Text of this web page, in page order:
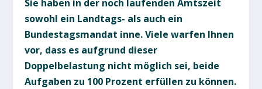
Sie haben in der noch laufenden Amtszeit
sowohl ein Landtags- als auch ein
Bundestagsmandat inne. Viele warfen Ihnen
vor, dass es aufgrund dieser
Doppelbelastung nicht möglich sei, beide
Aufgaben zu 100 Prozent erfüllen zu können.